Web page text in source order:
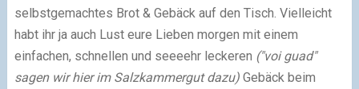
selbstgemachtes Brot & Gebäck auf den Tisch. Vielleicht
habt ihr ja auch Lust eure Lieben morgen mit einem
einfachen, schnellen und seeeehr leckeren ("voi guad"
sagen wir hier im Salzkammergut dazu)Gebäck beim